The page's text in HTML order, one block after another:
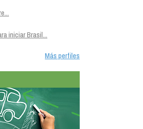
iniciar Brasil...
Más perfiles